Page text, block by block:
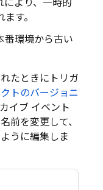
により、一時的
す。
番環境から古い
たときにトリガ
トのバージョニ
イブ イベント
前を変更して、
うに編集しま